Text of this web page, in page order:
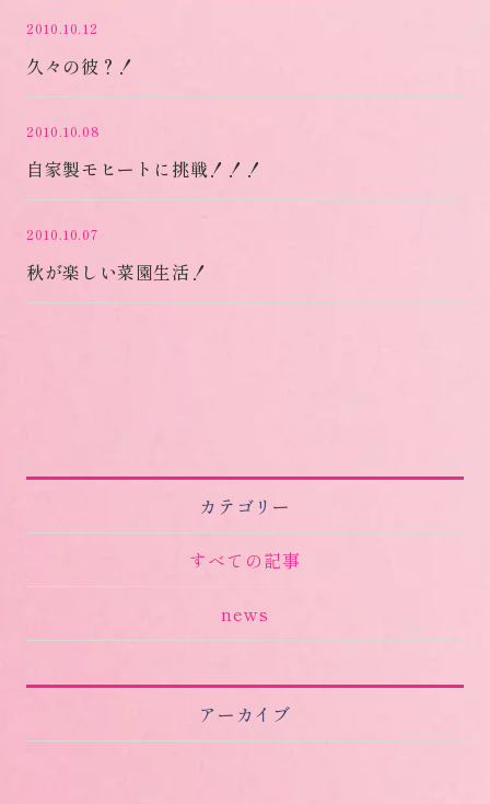
カテゴリー
すべての記事
news
アーカイブ
2010.10.12
久々の彼？！
2010.10.08
自家製モヒートに挑戦！！！
2010.10.07
秋が楽しい菜園生活！